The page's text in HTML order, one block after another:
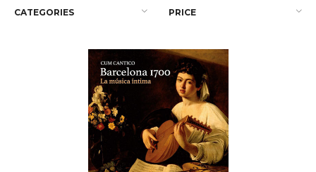
CATEGORIES PRICE